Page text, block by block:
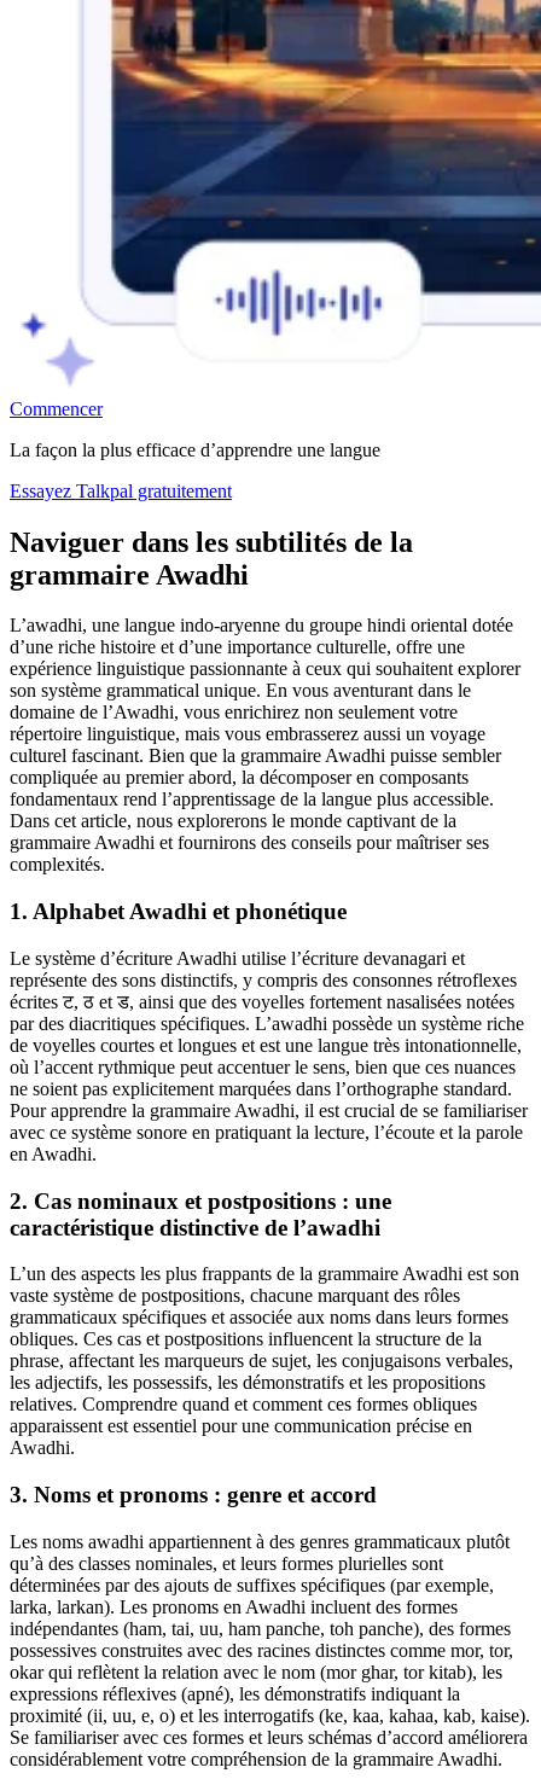
Commencer
La façon la plus efficace d’apprendre une langue
Essayez Talkpal gratuitement
Naviguer dans les subtilités de la
grammaire Awadhi
L’awadhi, une langue indo-aryenne du groupe hindi oriental dotée
d’une riche histoire et d’une importance culturelle, offre une
expérience linguistique passionnante à ceux qui souhaitent explorer
son système grammatical unique. En vous aventurant dans le
domaine de l’Awadhi, vous enrichirez non seulement votre
répertoire linguistique, mais vous embrasserez aussi un voyage
culturel fascinant. Bien que la grammaire Awadhi puisse sembler
compliquée au premier abord, la décomposer en composants
fondamentaux rend l’apprentissage de la langue plus accessible.
Dans cet article, nous explorerons le monde captivant de la
grammaire Awadhi et fournirons des conseils pour maîtriser ses
complexités.
1. Alphabet Awadhi et phonétique
Le système d’écriture Awadhi utilise l’écriture devanagari et
représente des sons distinctifs, y compris des consonnes rétroflexes
écrites ट, ठ et ड, ainsi que des voyelles fortement nasalisées notées
par des diacritiques spécifiques. L’awadhi possède un système riche
de voyelles courtes et longues et est une langue très intonationnelle,
où l’accent rythmique peut accentuer le sens, bien que ces nuances
ne soient pas explicitement marquées dans l’orthographe standard.
Pour apprendre la grammaire Awadhi, il est crucial de se familiariser
avec ce système sonore en pratiquant la lecture, l’écoute et la parole
en Awadhi.
2. Cas nominaux et postpositions : une
caractéristique distinctive de l’awadhi
L’un des aspects les plus frappants de la grammaire Awadhi est son
vaste système de postpositions, chacune marquant des rôles
grammaticaux spécifiques et associée aux noms dans leurs formes
obliques. Ces cas et postpositions influencent la structure de la
phrase, affectant les marqueurs de sujet, les conjugaisons verbales,
les adjectifs, les possessifs, les démonstratifs et les propositions
relatives. Comprendre quand et comment ces formes obliques
apparaissent est essentiel pour une communication précise en
Awadhi.
3. Noms et pronoms : genre et accord
Les noms awadhi appartiennent à des genres grammaticaux plutôt
qu’à des classes nominales, et leurs formes plurielles sont
déterminées par des ajouts de suffixes spécifiques (par exemple,
larka, larkan). Les pronoms en Awadhi incluent des formes
indépendantes (ham, tai, uu, ham panche, toh panche), des formes
possessives construites avec des racines distinctes comme mor, tor,
okar qui reflètent la relation avec le nom (mor ghar, tor kitab), les
expressions réflexives (apné), les démonstratifs indiquant la
proximité (ii, uu, e, o) et les interrogatifs (ke, kaa, kahaa, kab, kaise).
Se familiariser avec ces formes et leurs schémas d’accord améliorera
considérablement votre compréhension de la grammaire Awadhi.